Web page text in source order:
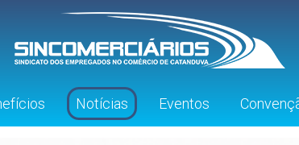
Notícias Eventos